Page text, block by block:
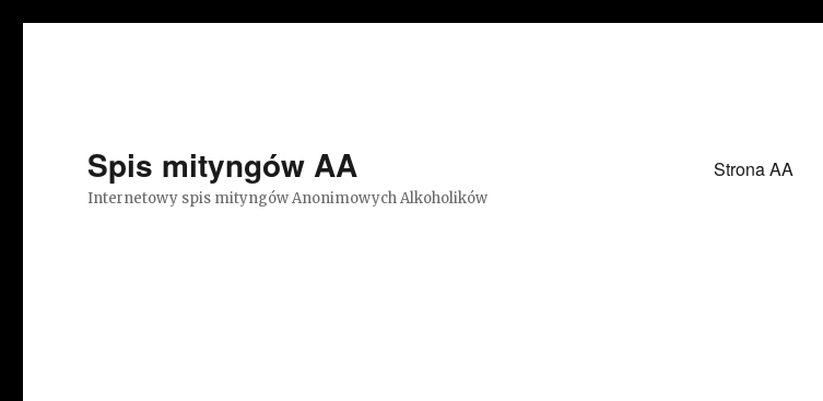
Spis mityngów AA
Internetowy spis mityngów Anonimowych Alkoholików
Strona AA